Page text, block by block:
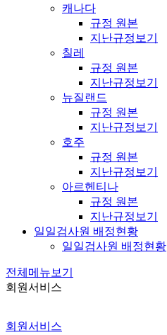
캐나다
규정 원본
지난규정보기
칠레
규정 원본
지난규정보기
뉴질랜드
규정 원본
지난규정보기
호주
규정 원본
지난규정보기
아르헨티나
규정 원본
지난규정보기
일일검사원 배정현황
일일검사원 배정현황
전체메뉴보기
회원서비스
회원서비스